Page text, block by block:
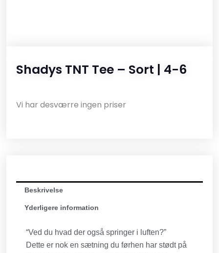
Shadys TNT Tee – Sort | 4-6
Vi har desværre ingen priser
Beskrivelse
Yderligere information
“Ved du hvad der også springer i luften?”
Dette er nok en sætning du førhen har stødt på